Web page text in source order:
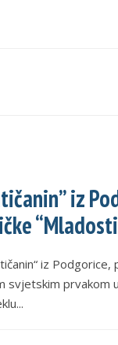
iz
iz Podgorice,
svjetskim prvakom
...